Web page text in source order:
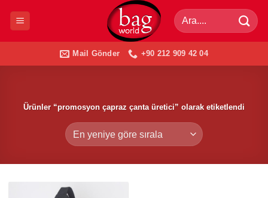
Ara:
Mail Gönder +90 212 909 42 04
Ürünler “promosyon çapraz çanta üretici” olarak etiketlendi